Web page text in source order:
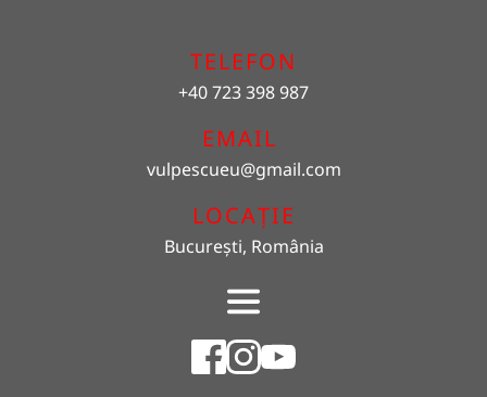
TELEFON
+40 723 398 987
EMAIL
vulpescueu@gmail.com
LOCAȚIE
București, România